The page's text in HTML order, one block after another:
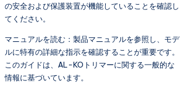
の安全および保護装置が機能していることを確認し
てください。
マニュアルを読む：製品マニュアルを参照し、モデ
ルに特有の詳細な指示を確認することが重要です。
このガイドは、AL-KOトリマーに関する一般的な
情報に基づいています。